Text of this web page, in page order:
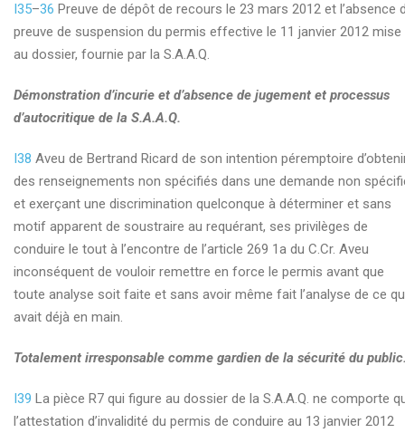
I35–36 Preuve de dépôt de recours le 23 mars 2012 et l’absence
preuve de suspension du permis effective le 11 janvier 2012 mise
au dossier, fournie par la S.A.A.Q.
Démonstration d’incurie et d’absence de jugement et processus
d’autocritique de la S.A.A.Q.
I38 Aveu de Bertrand Ricard de son intention péremptoire
des renseignements non spécifiés dans une demande non
et exerçant une discrimination quelconque à déterminer et sans
motif apparent de soustraire au requérant, ses privilèges de
conduire le tout à l’encontre de l’article 269 1a du C.Cr. Aveu
inconséquent de vouloir remettre en force le permis avant que
toute analyse soit faite et sans avoir même fait l’analyse de ce
avait déjà en main.
Totalement irresponsable comme gardien de la sécurité du
I39 La pièce R7 qui figure au dossier de la S.A.A.Q. ne comporte
l’attestation d’invalidité du permis de conduire au 13 janvier 2012